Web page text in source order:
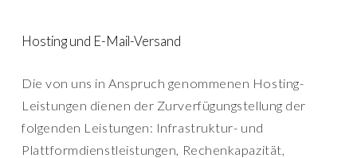
Hosting und E-Mail-Versand
Die von uns in Anspruch genommenen Hosting-
Leistungen dienen der Zurverfügungstellung der
folgenden Leistungen: Infrastruktur- und
Plattformdienstleistungen, Rechenkapazität,